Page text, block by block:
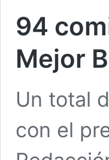
94
Mejor
Un total
con el